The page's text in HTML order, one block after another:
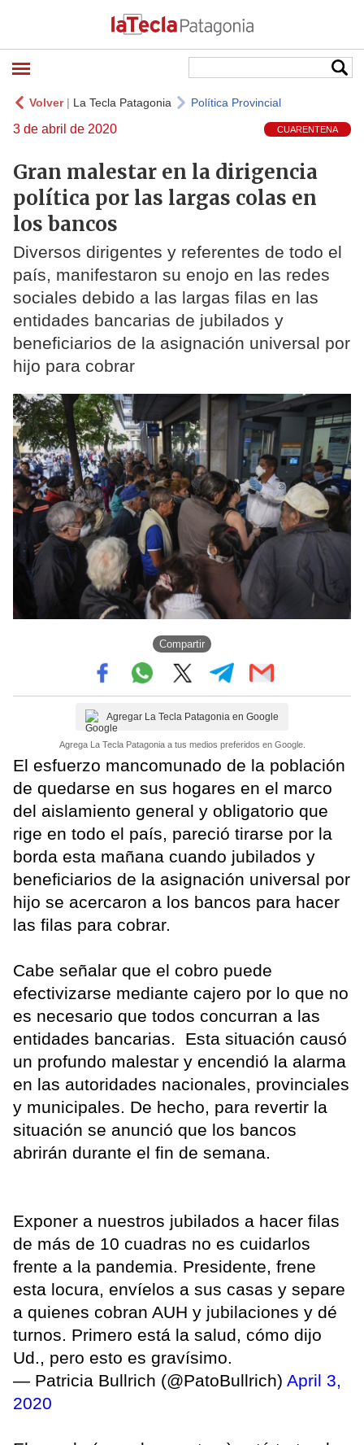
Volver| La Tecla Patagonia Política Provincial
3 de abril de 2020 CUARENTENA
Gran malestar en la dirigencia
política por las largas colas en
los bancos
Diversos dirigentes y referentes de todo el
país, manifestaron su enojo en las redes
sociales debido a las largas filas en las
entidades bancarias de jubilados y
beneficiarios de la asignación universal por
hijo para cobrar
Compartir
Agregar La Tecla Patagonia en Google
Agrega La Tecla Patagonia a tus medios preferidos en Google.
El esfuerzo mancomunado de la población
de quedarse en sus hogares en el marco
del aislamiento general y obligatorio que
rige en todo el país, pareció tirarse por la
borda esta mañana cuando jubilados y
beneficiarios de la asignación universal por
hijo se acercaron a los bancos para hacer
las filas para cobrar.
Cabe señalar que el cobro puede
efectivizarse mediante cajero por lo que no
es necesario que todos concurran a las
entidades bancarias. Esta situación causó
un profundo malestar y encendió la alarma
en las autoridades nacionales, provinciales
y municipales. De hecho, para revertir la
situación se anunció que los bancos
abrirán durante el fin de semana.
Exponer a nuestros jubilados a hacer filas
de más de 10 cuadras no es cuidarlos
frente a la pandemia. Presidente, frene
esta locura, envíelos a sus casas y separe
a quienes cobran AUH y jubilaciones y dé
turnos. Primero está la salud, cómo dijo
Ud., pero esto es gravísimo.
— Patricia Bullrich (@PatoBullrich) April 3,
2020